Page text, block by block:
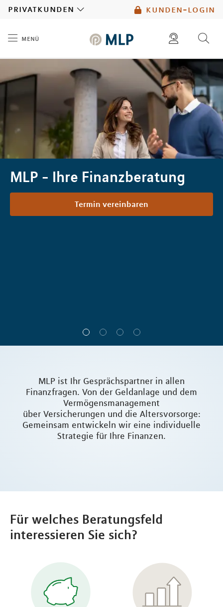
kunden-login
privatkunden
menü
diese website durchsuchen
mlp berater finden
MLP - Ihre Finanzberatung
Termin vereinbaren
MLP ist Ihr Gesprächspartner in allen
Finanzfragen. Von der Geldanlage und dem
Vermögensmanagement
über Versicherungen und die Altersvorsorge:
Gemeinsam entwickeln wir eine individuelle
Strategie für Ihre Finanzen.
Für welches Beratungsfeld
interessieren Sie sich?